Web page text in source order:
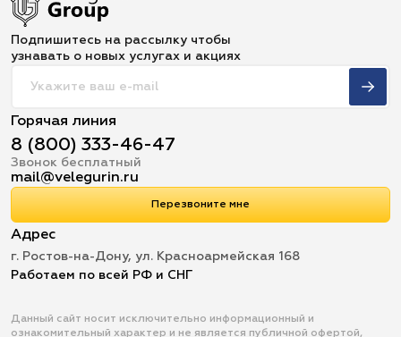
Подпишитесь на рассылку чтобы
узнавать о новых услугах и акциях
Горячая линия
8 (800) 333-46-47
Звонок бесплатный
mail@velegurin.ru
Перезвоните мне
Адрес
г. Ростов-на-Дону, ул. Красноармейская 168
Работаем по всей РФ и СНГ
Данный сайт носит исключительно информационный и
ознакомительный характер и не является публичной офертой,